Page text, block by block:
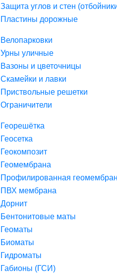
Защита углов и стен
Пластины дорожные
Велопарковки
Урны уличные
Вазоны и цветочницы
Скамейки и лавки
Приствольные решетки
Ограничители
Георешётка
Геосетка
Геокомпозит
Геомембрана
Профилированная
ПВХ мембрана
Дорнит
Бентонитовые маты
Геоматы
Биоматы
Гидроматы
Габионы (ГСИ)